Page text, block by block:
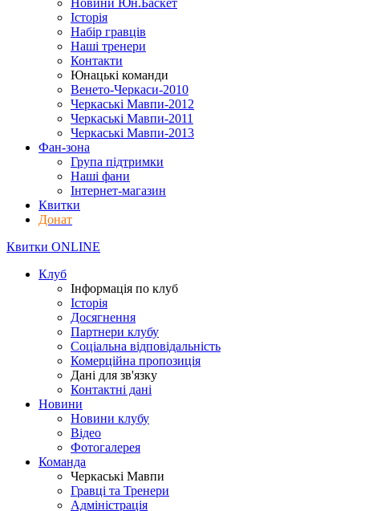
Новини Юн.Баскет
Історія
Набір гравців
Наші тренери
Контакти
Юнацькі команди
Венето-Черкаси-2010
Черкаські Мавпи-2012
Черкаські Мавпи-2011
Черкаські Мавпи-2013
Фан-зона
Група підтримки
Наші фани
Інтернет-магазин
Квитки
Донат
Квитки ONLINE
Клуб
Інформація по клуб
Історія
Досягнення
Партнери клубу
Соціальна відповідальність
Комерційна пропозиція
Дані для зв'язку
Контактні дані
Новини
Новини клубу
Відео
Фотогалерея
Команда
Черкаські Мавпи
Гравці та Тренери
Адміністрація